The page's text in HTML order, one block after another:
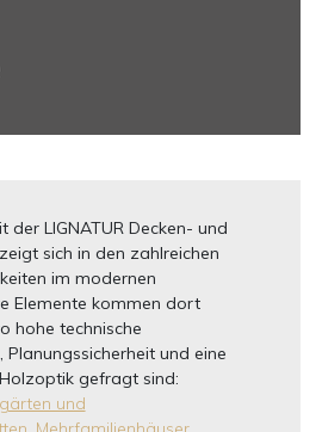
der LIGNATUR Decken- und
sich in den zahlreichen
im modernen
Elemente kommen dort
hohe technische
und eine
gefragt sind:
und